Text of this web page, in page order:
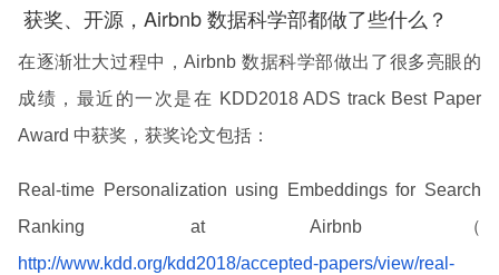
获奖、开源，Airbnb 数据科学部都做了些什么？
在逐渐壮大过程中，Airbnb 数据科学部做出了很多亮眼的
成绩，最近的一次是在 KDD2018 ADS track Best Paper
Award 中获奖，获奖论文包括：
Real-time Personalization using Embeddings for Search
Ranking at Airbnb（
http://www.kdd.org/kdd2018/accepted-papers/view/real-